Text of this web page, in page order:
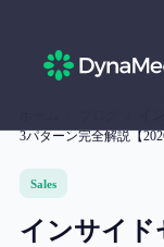
3パターン完全解説【
Sales
インサイド